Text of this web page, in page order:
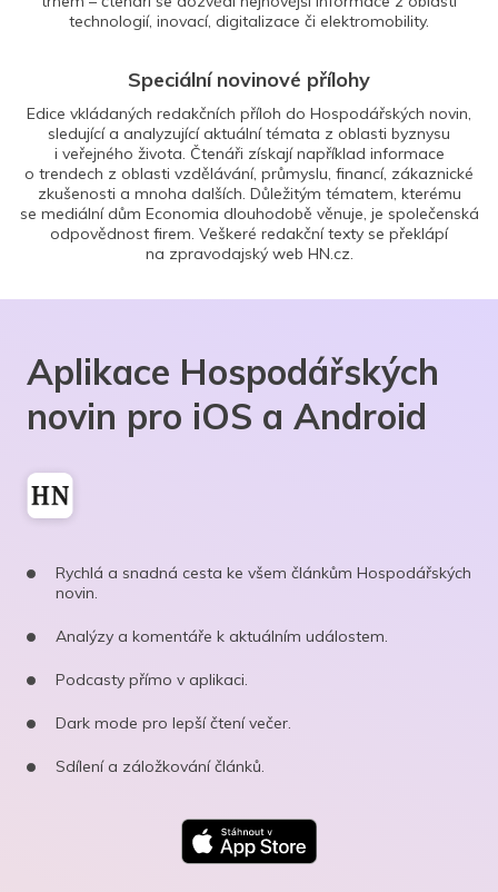
technologií, inovací, digitalizace či elektromobility.
Speciální novinové přílohy
Edice vkládaných redakčních příloh do Hospodářských novin,
sledující a analyzující aktuální témata z oblasti byznysu
i veřejného života. Čtenáři získají například informace
o trendech z oblasti vzdělávání, průmyslu, financí, zákaznické
zkušenosti a mnoha dalších. Důležitým tématem, kterému
se mediální dům Economia dlouhodobě věnuje, je společenská
odpovědnost firem. Veškeré redakční texty se překlápí
na zpravodajský web HN.cz.
Aplikace Hospodářských
novin pro iOS a Android
Rychlá a snadná cesta ke všem článkům Hospodářských
novin.
Analýzy a komentáře k aktuálním událostem.
Podcasty přímo v aplikaci.
Dark mode pro lepší čtení večer.
Sdílení a záložkování článků.